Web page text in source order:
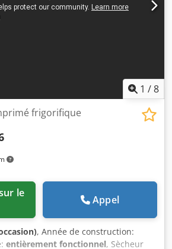
1 /8
frigorifique
Appel
, Année de construction:
entièrement fonctionnel, Sècheur